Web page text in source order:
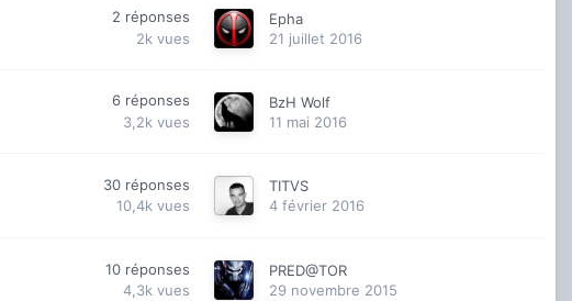
2 réponses
2k vues
Epha
21 juillet 2016
6 réponses
3,2k vues
BzH Wolf
11 mai 2016
30 réponses
10,4k vues
TITVS
4 février 2016
10 réponses
4,3k vues
PRED@TOR
29 novembre 2015